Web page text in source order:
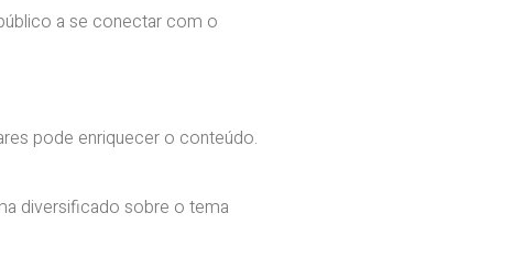
a se conectar com o
pode enriquecer o conteúdo.
diversificado sobre o tema